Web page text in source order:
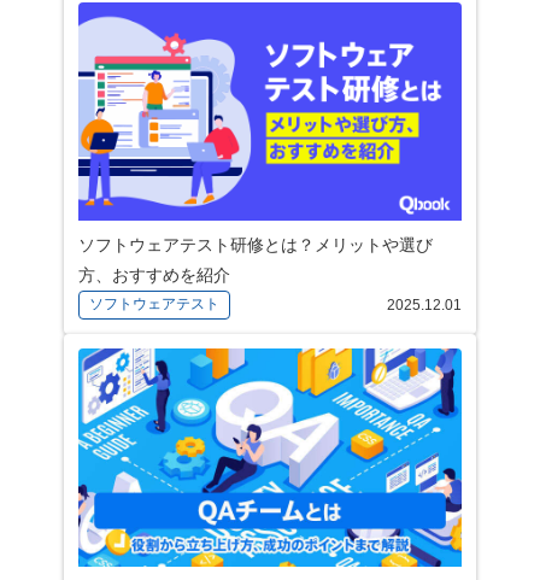
ソフトウェアテスト研修とは？メリットや選び
方、おすすめを紹介
ソフトウェアテスト 2025.12.01